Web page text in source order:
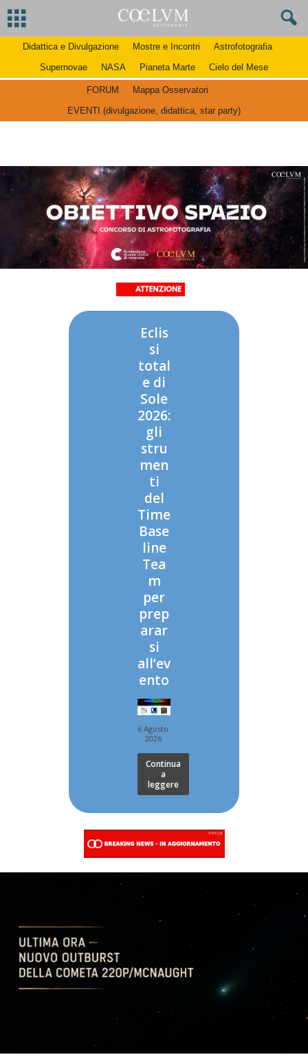
Didattica e Divulgazione Mostre e Incontri
Astrofotografia
Supernovae
NASA Pianeta Marte Cielo del Mese
FORUM
Mappa Osservatori
EVENTI (divulgazione, didattica, star party)
Eclis
si
total
e di
Sole
2026:
gli
stru
men
ti
del
Time
Base
line
Tea
m
per
prep
arar
si
all’ev
ento
6 Agosto
2026
Continua
a
leggere